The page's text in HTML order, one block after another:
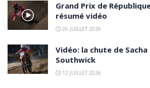
Grand Prix de
résumé vidéo
26 JUILLET 2026
Vidéo: la chute de Sacha
Southwick
12 JUILLET 2026